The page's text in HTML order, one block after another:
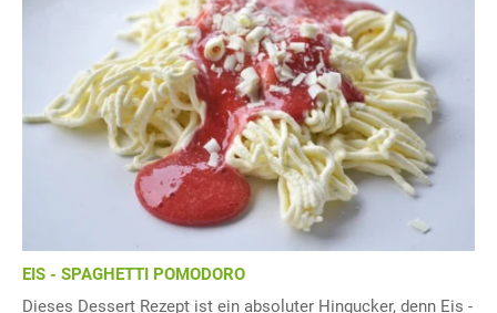
EIS - SPAGHETTI POMODORO
Dieses Dessert Rezept ist ein absoluter Hingucker, denn Eis -